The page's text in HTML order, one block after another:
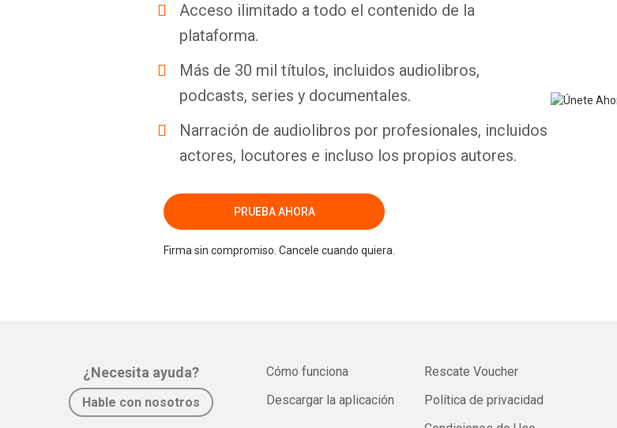
Acceso ilimitado a todo el contenido de la
plataforma.
Más de 30 mil títulos, incluidos audiolibros,
podcasts, series y documentales.
Narración de audiolibros por profesionales, incluidos
actores, locutores e incluso los propios autores.
PRUEBA AHORA
Firma sin compromiso. Cancele cuando quiera.
¿Necesita ayuda?
Hable con nosotros
Cómo funciona
Descargar la aplicación
Rescate Voucher
Política de privacidad